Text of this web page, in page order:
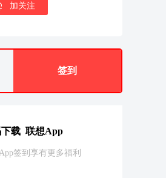
加关注
签到
下载 联想App
签到享有更多福利